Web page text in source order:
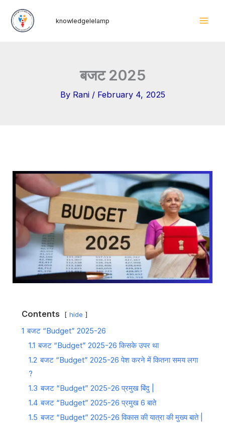
knowledgelelamp
बजट 2025
By Rani / February 4, 2025
Contents hide
1 बजट “Budget” 2025-26
1.1 बजट “Budget” 2025-26 किसके उपर था
1.2 बजट “Budget” 2025-26 पेश करने में कितना समय लगा
?
1.3 बजट “Budget” 2025-26 प्रमुख बिंदु |
1.4 बजट “Budget” 2025-26 प्रमुख 6 बाते
1.5 बजट “Budget” 2025-26 विकास की यात्रा की मुख्य बाते |